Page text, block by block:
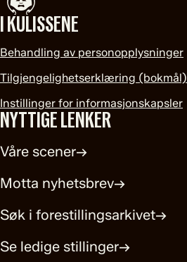
I KULISSENE
Behandling av personopplysninger
Tilgjengelighetserklæring (bokmål)
Instillinger for informasjonskapsler
NYTTIGE LENKER
Våre scener→
Motta nyhetsbrev→
Søk i forestillingsarkivet→
Se ledige stillinger→